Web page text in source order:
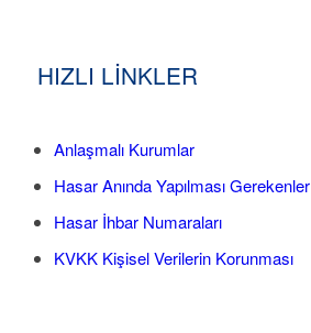
HIZLI LİNKLER
Anlaşmalı Kurumlar
Hasar Anında Yapılması Gerekenler
Hasar İhbar Numaraları
KVKK Kişisel Verilerin Korunması